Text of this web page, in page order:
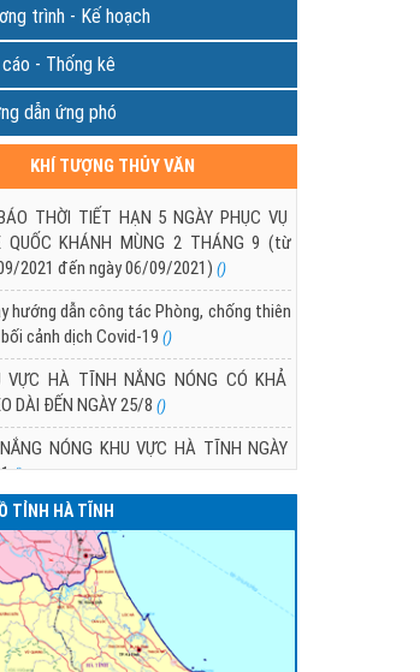
dần,
yếu,
DỰ BÁO THỜI TIẾT KHU VỰC HÀ
PHỤC VỤ BẦU CỬ QUỐC HỘI VÀ
- 2031
11/03/2026 10:21:00
Trong các ngày 11 - 16/03/2026 khu vực Hà
không khí lạnh tăng cường yếu vào ngày 12 và
trình - Kế hoạch
- Thống kê
dẫn ứng phó
KHÍ TƯỢNG THỦY VĂN
THỜI TIẾT HẠN 5 NGÀY PHỤC VỤ
QUỐC KHÁNH MÙNG 2 THÁNG 9 (từ
2021 đến ngày 06/09/2021) ()
hướng dẫn công tác Phòng, chống thiên
cảnh dịch Covid-19 ()
VỰC HÀ TĨNH NẮNG NÓNG CÓ KHẢ
DÀI ĐẾN NGÀY 25/8 ()
NÓNG KHU VỰC HÀ TĨNH NGÀY
()
NẮNG NÓNG Ở KHU VỰC HÀ TĨNH
TỈNH HÀ TĨNH